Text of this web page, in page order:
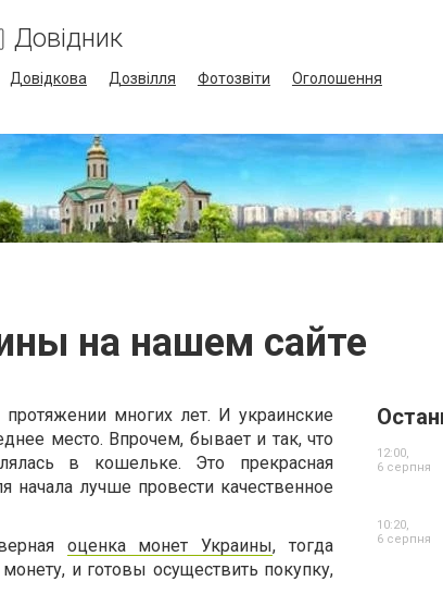
Довідник
Довідкова Дозвілля Фотозвіти
Оголошення
на нашем сайте
многих лет. И украинские
место. Впрочем, бывает и так, что
в кошельке. Это прекрасная
начала лучше провести качественное
оценка монет Украины, тогда
и готовы осуществить покупку,
12:00,
6 серпня
10:20,
6 серпня